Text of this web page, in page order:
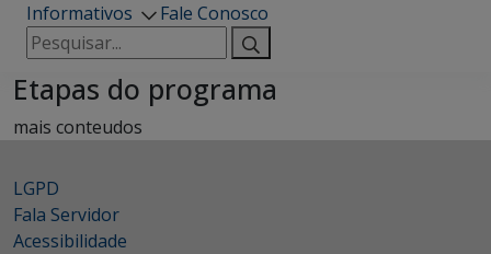
Informativos
Fale Conosco
Pesquisar
por:
Etapas do programa
mais conteudos
LGPD
Fala Servidor
Acessibilidade